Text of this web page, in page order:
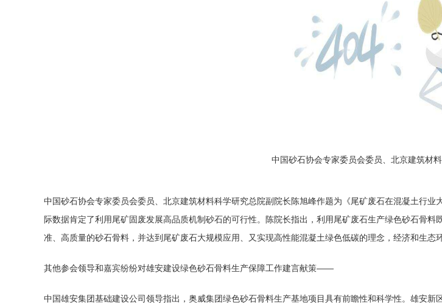
中国砂石协会专家委员会委员、北京建筑材
中国砂石协会专家委员会委员、北京建筑材料科学研究总院副院长陈旭峰作题为《尾矿废石在混凝土行
际数据肯定了利用尾矿固废发展高品质机制砂石的可行性。陈院长指出，利用尾矿废石生产绿色砂石骨
准、高质量的砂石骨料，并达到尾矿废石大规模应用、又实现高性能混凝土绿色低碳的理念，经济和生态
其他参会领导和嘉宾纷纷对雄安建设绿色砂石骨料生产保障工作建言献策——
中国雄安集团基础建设公司领导指出，奥威集团绿色砂石骨料生产基地项目具有前瞻性和科学性。雄安